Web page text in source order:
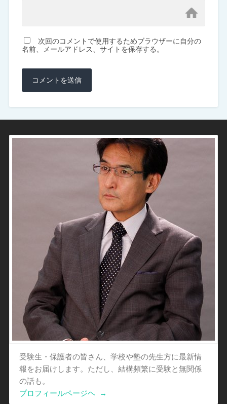
次回のコメントで使用するためブラウザーに自分の
名前、メールアドレス、サイトを保存する。
受験生・保護者の皆さん、学校や塾の先生方に最新情
報をお届けします。ただし、結構頻繁に受験と無関係
の話も。
プロフィールページヘ
→